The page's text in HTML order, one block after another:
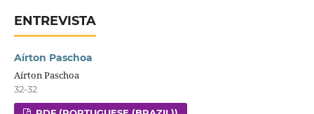
ENTREVISTA
Aírton Paschoa
Aírton Paschoa
32-32